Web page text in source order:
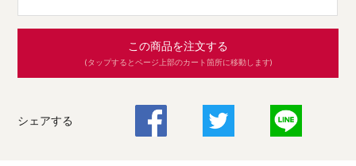
この商品を注文する
(タップするとページ上部のカート箇所に移動します)
シェアする